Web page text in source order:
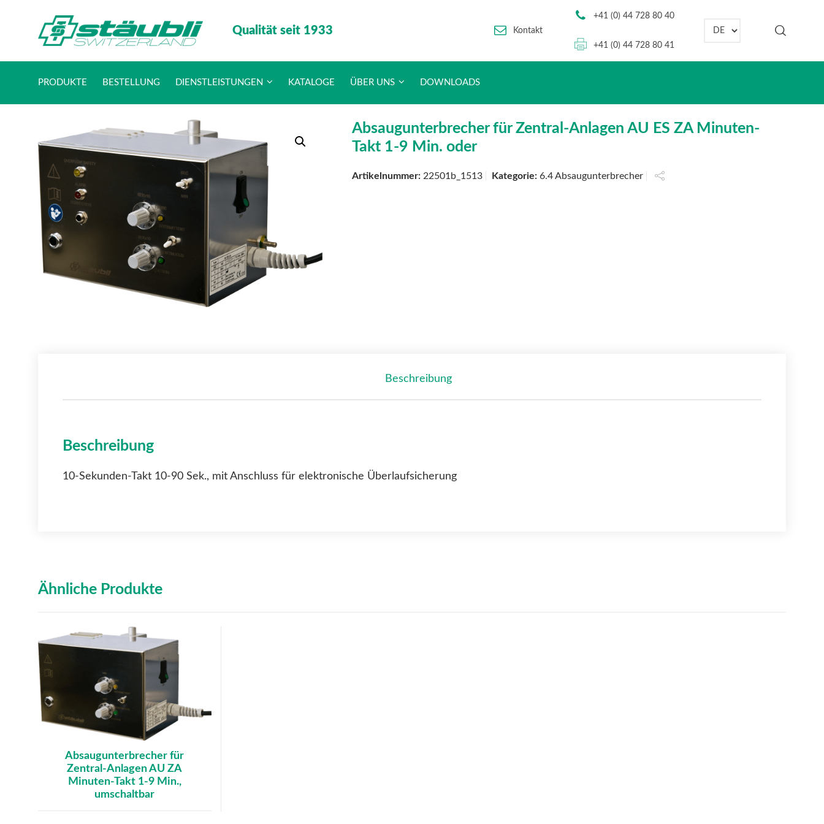
Qualität seit 1933 Kontakt
+41 (0) 44 728 80 40
+41 (0) 44 728 80 41
Sprache auswählen
PRODUKTE BESTELLUNG DIENSTLEISTUNGEN KATALOGE ÜBER UNS DOWNLOADS
Absaugunterbrecher für Zentral-Anlagen AU ES ZA Minuten-
Takt 1-9 Min. oder
Artikelnummer: 22501b_1513 Kategorie:6.4 Absaugunterbrecher
Beschreibung
Beschreibung
10-Sekunden-Takt 10-90 Sek., mit Anschluss für elektronische Überlaufsicherung
Ähnliche Produkte
Absaugunterbrecher für
Zentral-Anlagen AU ZA
Minuten-Takt 1-9 Min.,
umschaltbar